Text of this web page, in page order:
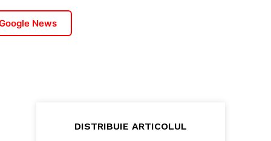
News
DISTRIBUIE ARTICOLUL